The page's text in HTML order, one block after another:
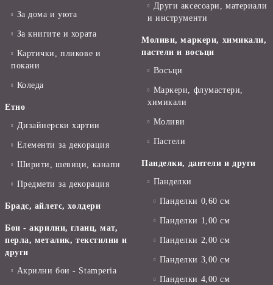
За дома и уюта
За книгите и хората
Картички, пликове и
покани
Коледа
Етно
Дизайнерски хартии
Елементи за декорация
Ширити, шевици, канапи
Предмети за декорация
Брадс, айлетс, холдери
Бои - акрилни, гланц, мат,
перла, металик, текстилни и
други
Акрилни бои - Stamperia
Други аксесоари, материали
и инструменти
Моливи, маркери, химикали,
пастели и восъци
Восъци
Маркери, флумастери,
химикали
Моливи
Пастели
Панделки, дантели и други
Панделки
Панделки 0,60 см
Панделки 1,00 см
Панделки 2,00 см
Панделки 3,00 см
Панделки 4,00 см